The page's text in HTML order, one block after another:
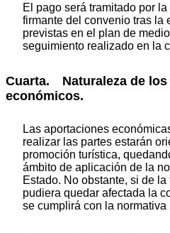
El pago será tramitado por
firmante del convenio tras la
previstas en el plan de
seguimiento realizado en la
Cuarta. Naturaleza de
económicos.
Las aportaciones
realizar las partes estarán
promoción turística,
ámbito de aplicación de la
Estado. No obstante, si de
pudiera quedar afectada la
se cumplirá con la